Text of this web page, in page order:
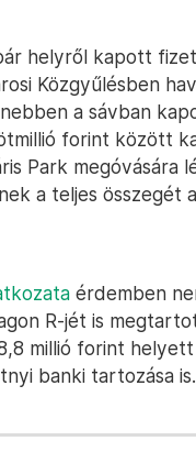
helyről kapott
Közgyűlésben
a sávban
forint között
Park
a teljes összegét
érdemben
R-jét is
millió forint
banki tartozása is.